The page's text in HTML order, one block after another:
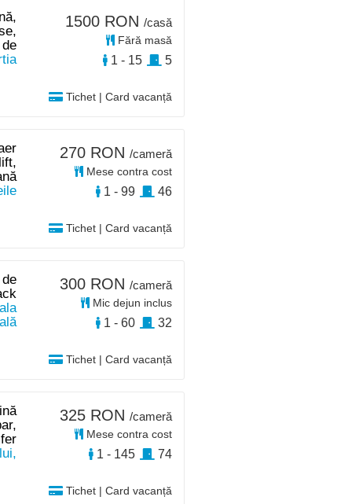
Tichet | Card vacanță
1500 RON /casă
Fără masă
1 - 15 5
Tichet | Card vacanță
270 RON /cameră
Mese contra cost
1 - 99 46
Tichet | Card vacanță
300 RON /cameră
Mic dejun inclus
1 - 60 32
Tichet | Card vacanță
325 RON /cameră
Mese contra cost
1 - 145 74